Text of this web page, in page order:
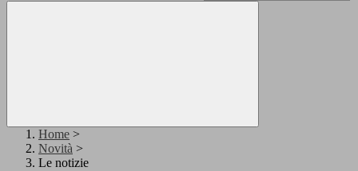
Home >
Novità >
Le notizie